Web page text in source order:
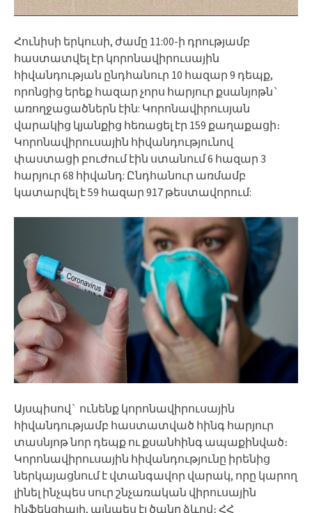
Հունիսի երկուսի, ժամը 11:00-ի դրությամբ
հաստատվել էր կորոնավիրուսային
հիվանդության ընդհանուր 10 հազար 9 դեպք,
որոնցից երեք հազար չորս հարյուր քսանյոթն`
առողջացածներն էին: Կորոնավիրուսյան
վարակից կյանքից հեռացել էր 159 քաղաքացի։
Կորոնավիրուսային հիվանդությունով
փաստացի բուժում էին ստանում 6 հազար 3
հարյուր 68 հիվանդ: Ընդհանուր առմամբ
կատարվել է 59 հազար 917 թեստավորում:
Այսպիսով` ունենք կորոնավիրուսային
հիվանդությամբ հաստատված հինգ հարյուր
տասնյոթ նոր դեպք ու քսանհինգ ապաքինված։
Կորոնավիրուսային հիվանդությունը իրենից
ներկայացնում է վտանգավոր վարակ, որը կարող
լինել ինչպես սուր շնչառական վիրուսային
ինֆեկցիայի, այնպես էլ ծանր ձևով։ ՀՀ